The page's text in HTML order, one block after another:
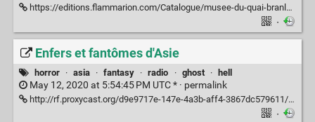
https://editions.flammarion.com/Catalogue/musee-du-quai-branly/enfers-et-fantomes-dasie
·
Enfers et fantômes d'Asie
horror · asia · fantasy · radio · ghost · hell
May 12, 2020 at 5:54:45 PM UTC * · permalink
http://rf.proxycast.org/d9e9717e-147e-4a3b-aff4-3867dc579611/10070-09.05.2020-ITEMA_22336410-0-1779455909.mp3
·